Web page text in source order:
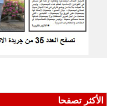
الأكثر تصفحا